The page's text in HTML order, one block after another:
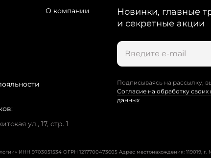
О компании
ул., 17, стр. 1
Новинки, главные
и секретные акции
Подписываясь на рассылку,
Согласие на обработку
данных
ИНН 9703051534 ОГРН 1217700473605 Адрес местонахождения: 119019,